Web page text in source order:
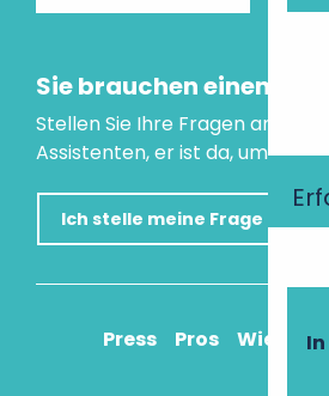
Sie brauchen einen Rat?
Stellen Sie Ihre Fragen an
Assistenten, er ist da, um
Ich stelle meine Frage
Press Pros Wie